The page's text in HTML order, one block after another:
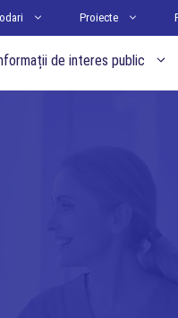
Proiecte
de interes public